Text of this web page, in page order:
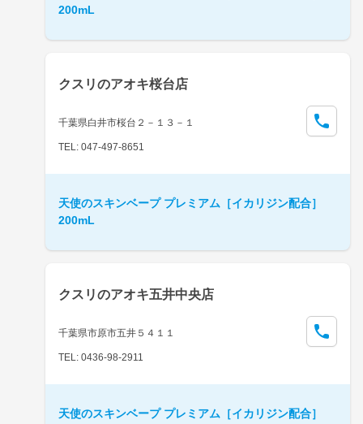
200mL
クスリのアオキ桜台店
千葉県白井市桜台２－１３－１
TEL: 047-497-8651
天使のスキンベープ プレミアム［イカリジン配合］
200mL
クスリのアオキ五井中央店
千葉県市原市五井５４１１
TEL: 0436-98-2911
天使のスキンベープ プレミアム［イカリジン配合］